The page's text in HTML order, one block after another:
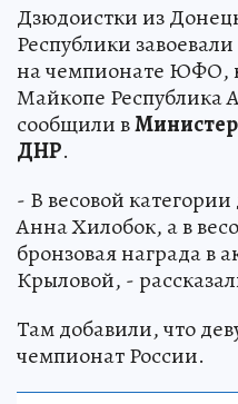
Дзюдоистки из
Республики
на чемпионате ЮФО,
Майкопе Республика
сообщили в
ДНР.
- В весовой категории
Анна Хилобок, а в
бронзовая награда в
Крыловой, -
Там добавили, что
чемпионат России.